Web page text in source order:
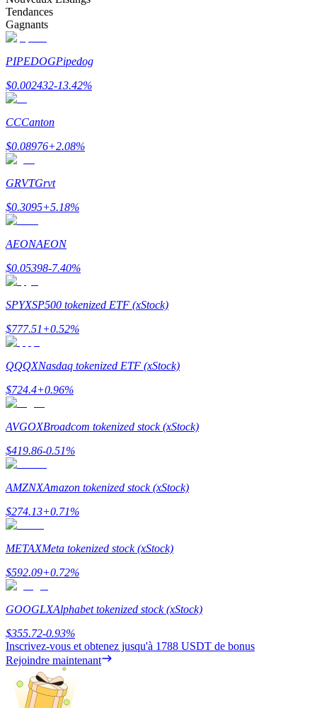
Cochon de puissance
Gagnez quotidiennement des récompenses compétitives
Jalonnement
Tendances
Gagnants
PIPEDOGPipedog
$0.002432-13.42%
CCCanton
$0.08976+2.08%
GRVTGrvt
$0.3095+5.18%
AEONAEON
$0.05398-7.40%
SPYXSP500 tokenized ETF (xStock)
$777.51+0.52%
QQQXNasdaq tokenized ETF (xStock)
$724.4+0.96%
AVGOXBroadcom tokenized stock (xStock)
$419.86-0.51%
AMZNXAmazon tokenized stock (xStock)
$274.13+0.71%
METAXMeta tokenized stock (xStock)
$592.09+0.72%
GOOGLXAlphabet tokenized stock (xStock)
$355.72-0.93%
Inscrivez-vous et obtenez jusqu'à 1788 USDT de bonus
Rejoindre maintenant